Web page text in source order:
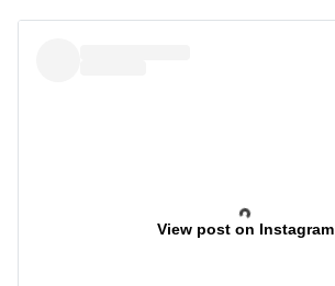
View post on Instagram